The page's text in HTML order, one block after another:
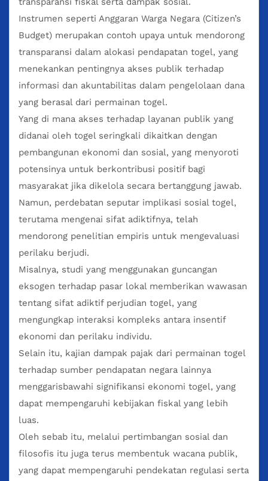
Instrumen seperti Anggaran Warga Negara (Citizen’s
Budget) merupakan contoh upaya untuk mendorong
transparansi dalam alokasi pendapatan togel, yang
menekankan pentingnya akses publik terhadap
informasi dan akuntabilitas dalam pengelolaan dana
yang berasal dari permainan togel.
Yang di mana akses terhadap layanan publik yang
didanai oleh togel seringkali dikaitkan dengan
pembangunan ekonomi dan sosial, yang menyoroti
potensinya untuk berkontribusi positif bagi
masyarakat jika dikelola secara bertanggung jawab.
Namun, perdebatan seputar implikasi sosial togel,
terutama mengenai sifat adiktifnya, telah
mendorong penelitian empiris untuk mengevaluasi
perilaku berjudi.
Misalnya, studi yang menggunakan guncangan
eksogen terhadap pasar lokal memberikan wawasan
tentang sifat adiktif perjudian togel, yang
mengungkap interaksi kompleks antara insentif
ekonomi dan perilaku individu.
Selain itu, kajian dampak pajak dari permainan togel
terhadap sumber pendapatan negara lainnya
menggarisbawahi signifikansi ekonomi togel, yang
dapat mempengaruhi kebijakan fiskal yang lebih
luas.
Oleh sebab itu, melalui pertimbangan sosial dan
filosofis itu juga terus membentuk wacana publik,
yang dapat mempengaruhi pendekatan regulasi serta